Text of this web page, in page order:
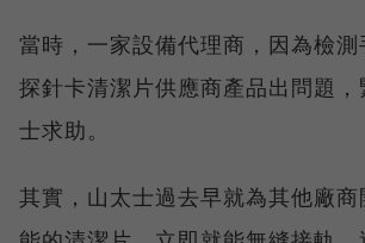
當時，一家設備代理商，因為檢
探針卡清潔片供應商產品出問題
士求助。
其實，山太士過去早就為其他廠